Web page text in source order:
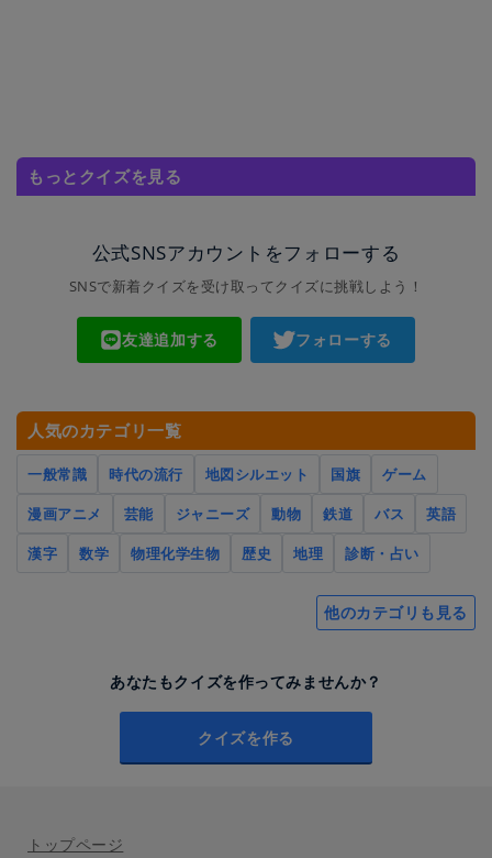
もっとクイズを見る
公式SNSアカウントをフォローする
SNSで新着クイズを受け取ってクイズに挑戦しよう！
友達追加する フォローする
人気のカテゴリ一覧
一般常識 時代の流行 地図シルエット 国旗
ゲーム
漫画アニメ
芸能 ジャニーズ 動物 鉄道 バス
英語
漢字
数学 物理化学生物 歴史 地理 診断・占い
他のカテゴリも見る
あなたもクイズを作ってみませんか？
クイズを作る
トップページ